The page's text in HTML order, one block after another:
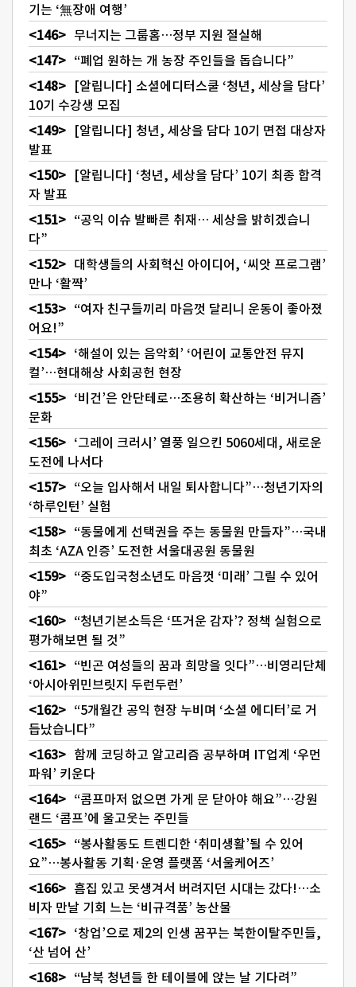
기는 ‘無장애 여행’
무너지는 그룹홈…정부 지원 절실해
“폐업 원하는 개 농장 주인들을 돕습니다”
[알립니다] 소셜에디터스쿨 ‘청년, 세상을 담다’
10기 수강생 모집
[알립니다] 청년, 세상을 담다 10기 면접 대상자
발표
[알립니다] ‘청년, 세상을 담다’ 10기 최종 합격
자 발표
“공익 이슈 발빠른 취재… 세상을 밝히겠습니
다”
대학생들의 사회혁신 아이디어, ‘씨앗 프로그램’
만나 ‘활짝’
“여자 친구들끼리 마음껏 달리니 운동이 좋아졌
어요!”
‘해설이 있는 음악회’ ‘어린이 교통안전 뮤지
컬’…현대해상 사회공헌 현장
‘비건’은 안단테로…조용히 확산하는 ‘비거니즘’
문화
‘그레이 크러시’ 열풍 일으킨 5060세대, 새로운
도전에 나서다
“오늘 입사해서 내일 퇴사합니다”…청년기자의
‘하루인턴’ 실험
“동물에게 선택권을 주는 동물원 만들자”…국내
최초 ‘AZA 인증’ 도전한 서울대공원 동물원
“중도입국청소년도 마음껏 ‘미래’ 그릴 수 있어
야”
“청년기본소득은 ‘뜨거운 감자’? 정책 실험으로
평가해보면 될 것”
“빈곤 여성들의 꿈과 희망을 잇다”…비영리단체
‘아시아위민브릿지 두런두런’
“5개월간 공익 현장 누비며 ‘소셜 에디터’로 거
듭났습니다”
함께 코딩하고 알고리즘 공부하며 IT업계 ‘우먼
파워’ 키운다
“콤프마저 없으면 가게 문 닫아야 해요”…강원
랜드 ‘콤프’에 울고웃는 주민들
“봉사활동도 트렌디한 ‘취미생활’될 수 있어
요”…봉사활동 기획·운영 플랫폼 ‘서울케어즈’
흠집 있고 못생겨서 버려지던 시대는 갔다!…소
비자 만날 기회 느는 ‘비규격품’ 농산물
‘창업’으로 제2의 인생 꿈꾸는 북한이탈주민들,
‘산 넘어 산’
“남북 청년들 한 테이블에 앉는 날 기다려”